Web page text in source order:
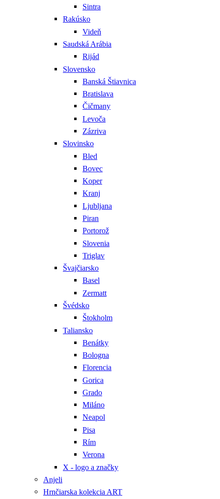
Sintra
Rakúsko
Videň
Saudská Arábia
Rijád
Slovensko
Banská Štiavnica
Bratislava
Čičmany
Levoča
Zázriva
Slovinsko
Bled
Bovec
Koper
Kranj
Ljubljana
Piran
Portorož
Slovenia
Triglav
Švajčiarsko
Basel
Zermatt
Švédsko
Štokholm
Taliansko
Benátky
Bologna
Florencia
Gorica
Grado
Miláno
Neapol
Pisa
Rím
Verona
X - logo a značky
Anjeli
Hrnčiarska kolekcia ART